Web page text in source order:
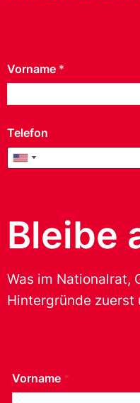
Vorname *
Telefon
United States +1
United States +1
anderes
Bleibe
Was im Nationalrat,
Hintergründe zuerst
Vorname *